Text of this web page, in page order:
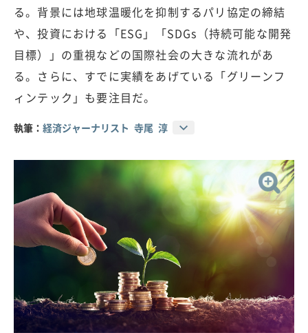
る。背景には地球温暖化を抑制するパリ協定の締結
や、投資における「ESG」「SDGs（持続可能な開発
目標）」の重視などの国際社会の大きな流れがあ
る。さらに、すでに実績をあげている「グリーンフ
ィンテック」も要注目だ。
執筆： 経済ジャーナリスト 寺尾 淳